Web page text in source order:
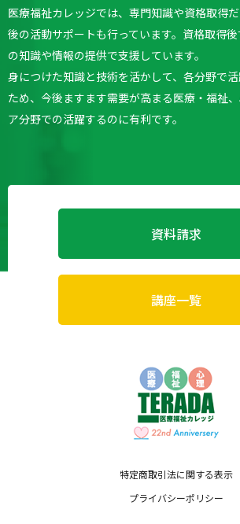
医療福祉カレッジでは、専門知識や資格取得
後の活動サポートも行っています。 資格取得
の知識や情報の提供で支援しています。
身につけた知識と技術を活かして、各分野で
ため、今後ますます需要が高まる医療・福祉
ア分野での活躍するのに有利です。
資料請求
講座一覧
特定商取引法に関する表示
プライバシーポリシー